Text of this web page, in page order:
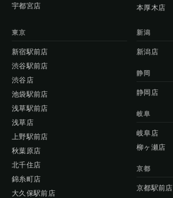
宇都宮店
本厚木店
東京
新宿駅前店
渋谷駅前店
渋谷店
池袋駅前店
浅草駅前店
浅草店
上野駅前店
秋葉原店
北千住店
錦糸町店
大久保駅前店
新潟
新潟店
静岡
静岡店
岐阜
岐阜店
柳ヶ瀬店
京都
京都駅前店